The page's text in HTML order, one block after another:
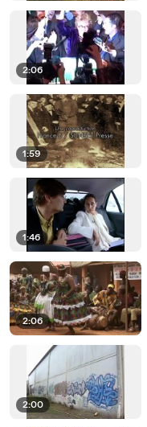
2:06
1:59
1:46
2:06
2:00